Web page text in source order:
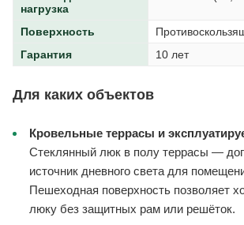
нагрузка
Поверхность
Гарантия
10 лет
Для каких объектов
Кровельные террасы и
Стеклянный люк в полу террасы —
источник дневного света для
Пешеходная поверхность позволяет
люку без защитных рам или решёток.